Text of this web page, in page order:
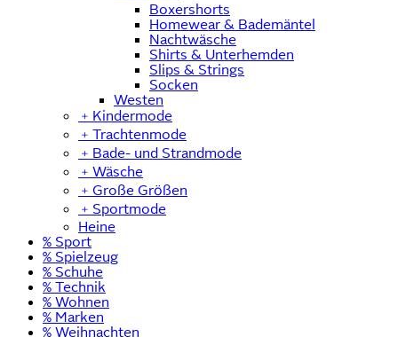
Boxershorts
Homewear & Bademäntel
Nachtwäsche
Shirts & Unterhemden
Slips & Strings
Socken
Westen
﹢ Kindermode
﹢ Trachtenmode
﹢ Bade- und Strandmode
﹢ Wäsche
﹢ Große Größen
﹢ Sportmode
Heine
% Sport
% Spielzeug
% Schuhe
% Technik
% Wohnen
% Marken
% Weihnachten